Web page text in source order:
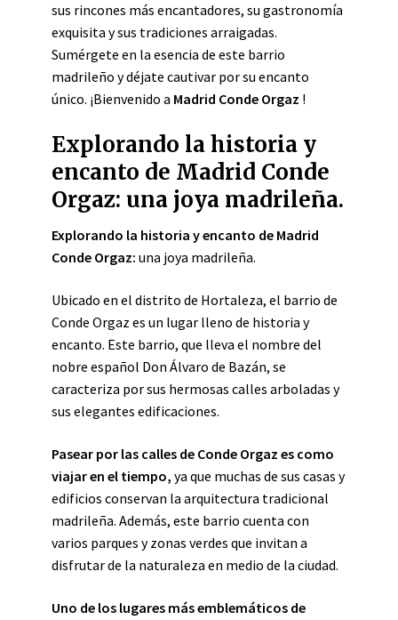
sus rincones más encantadores, su gastronomía
exquisita y sus tradiciones arraigadas.
Sumérgete en la esencia de este barrio
madrileño y déjate cautivar por su encanto
único. ¡Bienvenido a Madrid Conde Orgaz !
Explorando la historia y
encanto de Madrid Conde
Orgaz: una joya madrileña.
Explorando la historia y encanto de Madrid
Conde Orgaz: una joya madrileña.
Ubicado en el distrito de Hortaleza, el barrio de
Conde Orgaz es un lugar lleno de historia y
encanto. Este barrio, que lleva el nombre del
nobre español Don Álvaro de Bazán, se
caracteriza por sus hermosas calles arboladas y
sus elegantes edificaciones.
Pasear por las calles de Conde Orgaz es como
viajar en el tiempo, ya que muchas de sus casas y
edificios conservan la arquitectura tradicional
madrileña. Además, este barrio cuenta con
varios parques y zonas verdes que invitan a
disfrutar de la naturaleza en medio de la ciudad.
Uno de los lugares más emblemáticos de